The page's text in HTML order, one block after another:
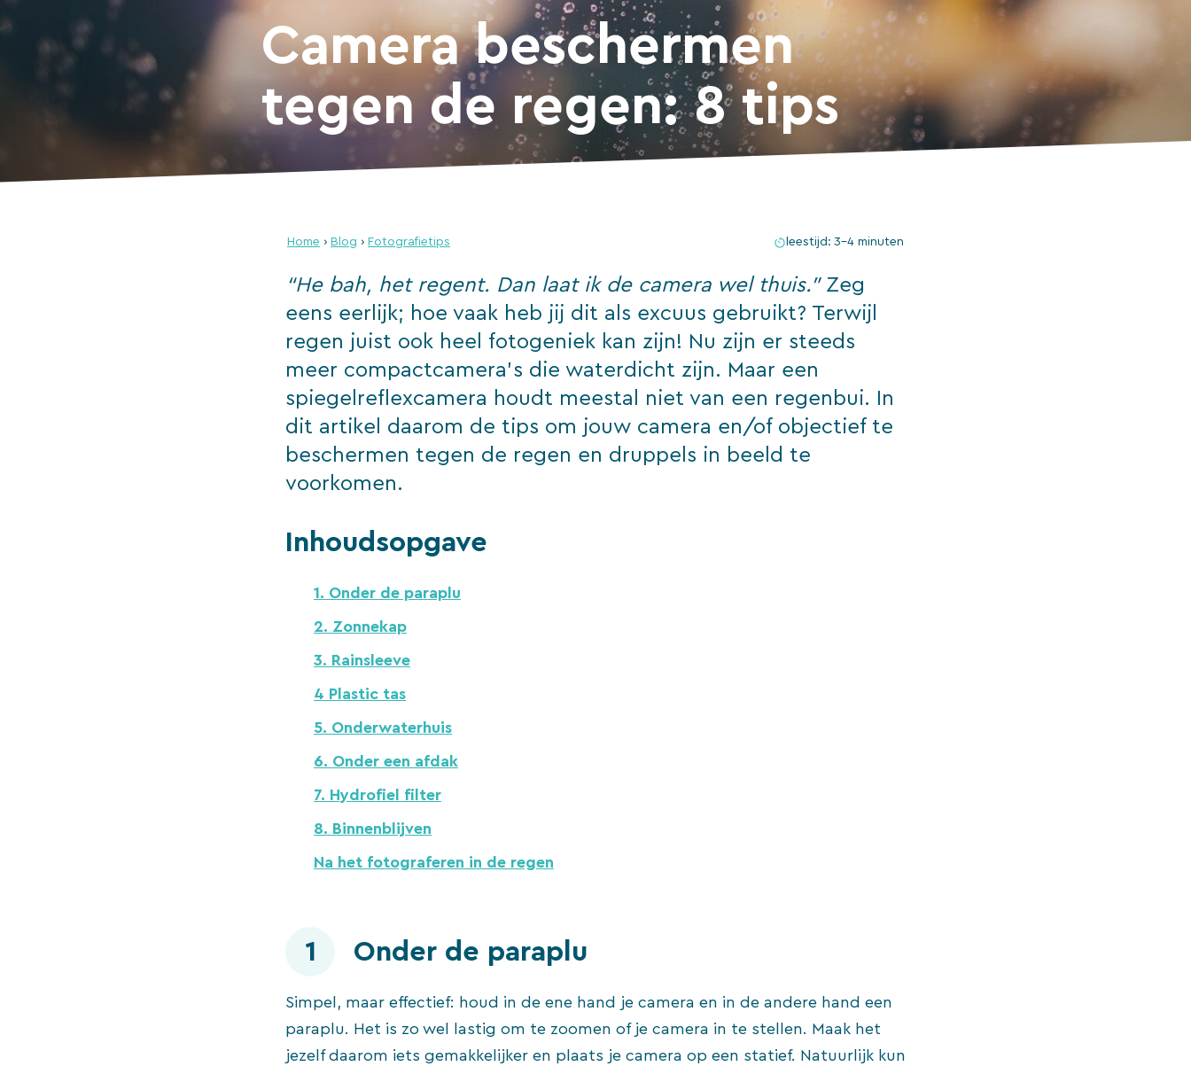
Camera beschermen
tegen de regen: 8 tips
Home › Blog › Fotografietips leestijd: 3–4 minuten
“He bah, het regent. Dan laat ik de camera wel thuis.”Zeg
eens eerlijk; hoe vaak heb jij dit als excuus gebruikt? Terwijl
regen juist ook heel fotogeniek kan zijn! Nu zijn er steeds
meer compactcamera’s die waterdicht zijn. Maar een
spiegelreflexcamera houdt meestal niet van een regenbui. In
dit artikel daarom de tips om jouw camera en/of objectief te
beschermen tegen de regen en druppels in beeld te
voorkomen.
Inhoudsopgave
1. Onder de paraplu
2. Zonnekap
3. Rainsleeve
4 Plastic tas
5. Onderwaterhuis
6. Onder een afdak
7. Hydrofiel filter
8. Binnenblijven
Na het fotograferen in de regen
1 Onder de paraplu
Simpel, maar effectief: houd in de ene hand je camera en in de andere hand een
paraplu. Het is zo wel lastig om te zoomen of je camera in te stellen. Maak het
jezelf daarom iets gemakkelijker en plaats je camera op een statief. Natuurlijk kun